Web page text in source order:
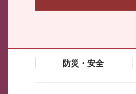
防災・安全